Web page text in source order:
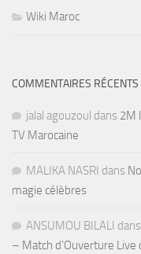
Wiki Maroc
COMMENTAIRES RÉCENTS
jalal agouzoul dans 2M
TV Marocaine
MALIKA NASRI dans
magie célèbres
ANSUMOU BILALI dans
– Match d’Ouverture Live